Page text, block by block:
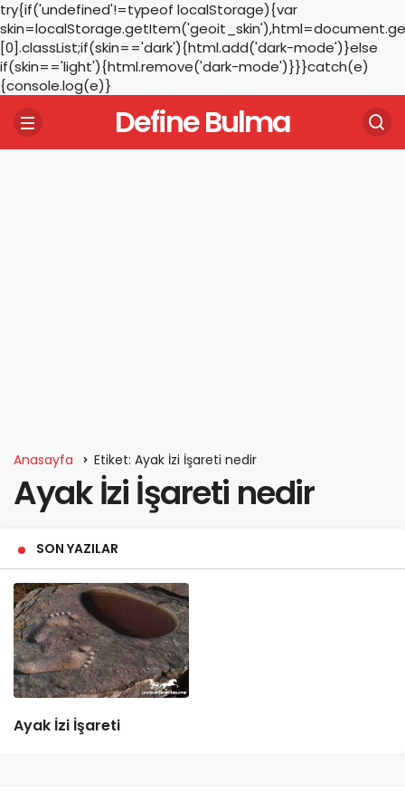
try{if('undefined'!=typeof localStorage){var
[0].classList;if(skin=='dark'){html.add('dark-mode')}else
if(skin=='light'){html.remove('dark-mode')}}}catch(e)
{console.log(e)}
Define Bulma
Anasayfa Etiket: Ayak İzi İşareti nedir
Ayak İzi İşareti nedir
SON YAZILAR
Ayak İzi İşareti